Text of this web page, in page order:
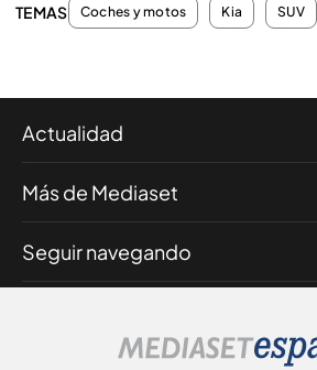
TEMAS Coches y motos Kia SUV
Actualidad
Más de Mediaset
Seguir navegando